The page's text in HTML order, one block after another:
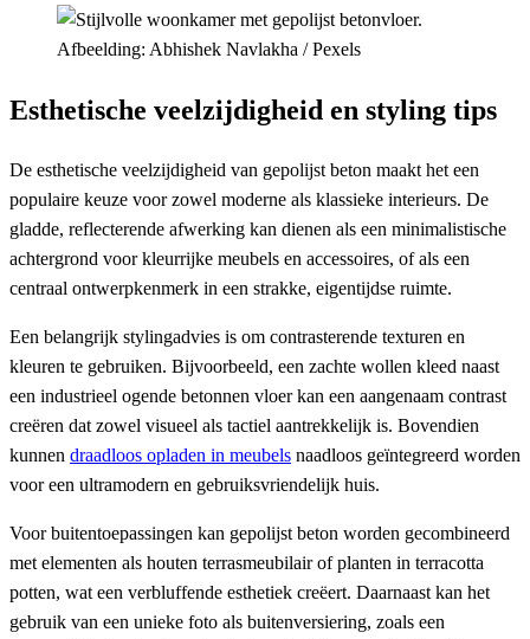
Afbeelding: Abhishek Navlakha / Pexels
Esthetische veelzijdigheid en styling tips
De esthetische veelzijdigheid van gepolijst beton maakt het een
populaire keuze voor zowel moderne als klassieke interieurs. De
gladde, reflecterende afwerking kan dienen als een minimalistische
achtergrond voor kleurrijke meubels en accessoires, of als een
centraal ontwerpkenmerk in een strakke, eigentijdse ruimte.
Een belangrijk stylingadvies is om contrasterende texturen en
kleuren te gebruiken. Bijvoorbeeld, een zachte wollen kleed naast
een industrieel ogende betonnen vloer kan een aangenaam contrast
creëren dat zowel visueel als tactiel aantrekkelijk is. Bovendien
kunnen draadloos opladen in meubels naadloos geïntegreerd worden
voor een ultramodern en gebruiksvriendelijk huis.
Voor buitentoepassingen kan gepolijst beton worden gecombineerd
met elementen als houten terrasmeubilair of planten in terracotta
potten, wat een verbluffende esthetiek creëert. Daarnaast kan het
gebruik van een unieke foto als buitenversiering, zoals een